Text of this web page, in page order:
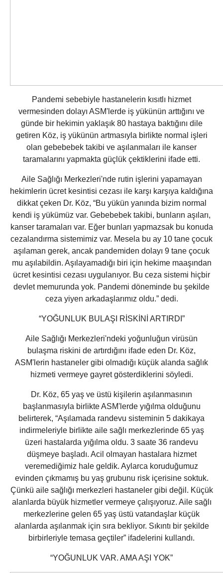
Pandemi sebebiyle hastanelerin kısıtlı hizmet
vermesinden dolayı ASM'lerde iş yükünün arttığını ve
günde bir hekimin yaklaşık 80 hastaya baktığını dile
getiren Köz, iş yükünün artmasıyla birlikte normal işleri
olan gebebebek takibi ve aşılanmaları ile kanser
taramalarını yapmakta güçlük çektiklerini ifade etti.
Aile Sağlığı Merkezleri'nde rutin işlerini yapamayan
hekimlerin ücret kesintisi cezası ile karşı karşıya kaldığına
dikkat çeken Dr. Köz, “Bu yükün yanında bizim normal
kendi iş yükümüz var. Gebebebek takibi, bunların aşıları,
kanser taramaları var. Eğer bunları yapmazsak bu konuda
cezalandırma sistemimiz var. Mesela bu ay 10 tane çocuk
aşılaman gerek, ancak pandemiden dolayı 9 tane çocuk
mu aşılabildin. Aşılayamadığı biri için hekime maaşından
ücret kesintisi cezası uygulanıyor. Bu ceza sistemi hiçbir
devlet memurunda yok. Pandemi döneminde bu şekilde
ceza yiyen arkadaşlarımız oldu.” dedi.
“YOĞUNLUK BULAŞI RİSKİNİ ARTIRDI”
Aile Sağlığı Merkezleri'ndeki yoğunluğun virüsün
bulaşma riskini de artırdığını ifade eden Dr. Köz,
ASM'lerin hastaneler gibi olmadığı küçük alanda sağlık
hizmeti vermeye gayret gösterdiklerini söyledi.
Dr. Köz, 65 yaş ve üstü kişilerin aşılanmasının
başlanmasıyla birlikte ASM'lerde yığılma olduğunu
belirterek, “Aşılamada randevu sisteminin 5 dakikaya
indirmeleriyle birlikte aile sağlı merkezlerinde 65 yaş
üzeri hastalarda yığılma oldu. 3 saate 36 randevu
düşmeye başladı. Acil olmayan hastalara hizmet
veremediğimiz hale geldik. Aylarca koruduğumuz
evinden çıkmamış bu yaş grubunu risk içerisine soktuk.
Çünkü aile sağlığı merkezleri hastaneler gibi değil. Küçük
alanlarda büyük hizmetler vermeye çalışıyoruz. Aile sağlı
merkezlerine gelen 65 yaş üstü vatandaşlar küçük
alanlarda aşılanmak için sıra bekliyor. Sıkıntı bir şekilde
birbirleriyle temasa geçtiler” ifadelerini kullandı.
“YOĞUNLUK VAR. AMA AŞI YOK”